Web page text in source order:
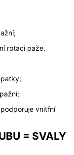
rotaci paže.
vnitřní
= SVALY